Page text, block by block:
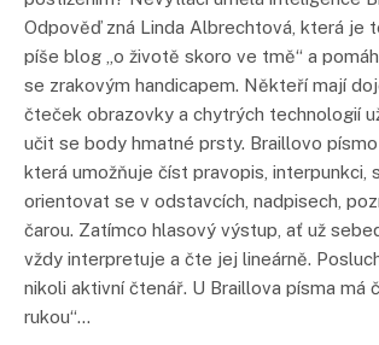
Odpověď zná Linda Albrechtová, která je
píše blog „o životě skoro ve tmě“ a
se zrakovým handicapem. Někteří mají
čteček obrazovky a chytrých technologií
učit se body hmatné prsty. Braillovo
která umožňuje číst pravopis, interpunkci,
orientovat se v odstavcích, nadpisech,
čarou. Zatímco hlasový výstup, ať už
vždy interpretuje a čte jej lineárně.
nikoli aktivní čtenář. U Braillova písma má
rukou“…